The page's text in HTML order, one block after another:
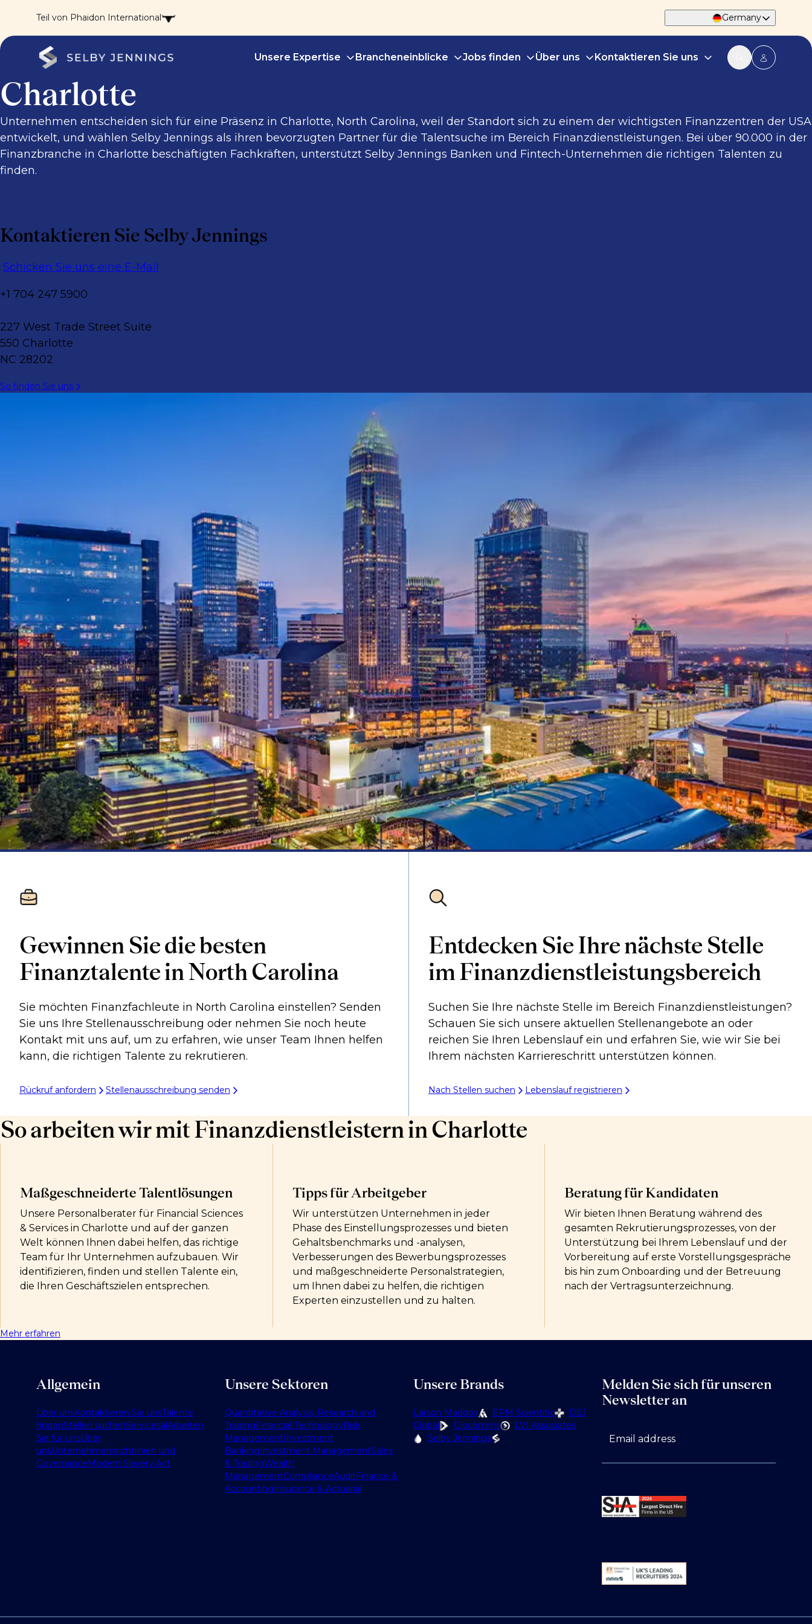
Teil von Phaidon International Germany
Unsere Expertise Brancheneinblicke Jobs finden Über uns Kontaktieren Sie uns
Charlotte
Unternehmen entscheiden sich für eine Präsenz in Charlotte, North Carolina, weil der Standort sich zu einem der wichtigsten Finanzzentren der USA
entwickelt, und wählen Selby Jennings als ihren bevorzugten Partner für die Talentsuche im Bereich Finanzdienstleistungen. Bei über 90.000 in der
Finanzbranche in Charlotte beschäftigten Fachkräften, unterstützt Selby Jennings Banken und Fintech-Unternehmen die richtigen Talenten zu
finden.
Kontaktieren Sie Selby Jennings
Schicken Sie uns eine E-Mail
+1 704 247 5900
227 West Trade Street Suite
550 Charlotte
NC 28202
So finden Sie uns
Gewinnen Sie die besten
Finanztalente in North Carolina
Sie möchten Finanzfachleute in North Carolina einstellen? Senden
Sie uns Ihre Stellenausschreibung oder nehmen Sie noch heute
Kontakt mit uns auf, um zu erfahren, wie unser Team Ihnen helfen
kann, die richtigen Talente zu rekrutieren.
Rückruf anfordern Stellenausschreibung senden
Entdecken Sie Ihre nächste Stelle
im Finanzdienstleistungsbereich
Suchen Sie Ihre nächste Stelle im Bereich Finanzdienstleistungen?
Schauen Sie sich unsere aktuellen Stellenangebote an oder
reichen Sie Ihren Lebenslauf ein und erfahren Sie, wie wir Sie bei
Ihrem nächsten Karriereschritt unterstützen können.
Nach Stellen suchen Lebenslauf registrieren
So arbeiten wir mit Finanzdienstleistern in Charlotte
Maßgeschneiderte Talentlösungen
Unsere Personalberater für Financial Sciences
& Services in Charlotte und auf der ganzen
Welt können Ihnen dabei helfen, das richtige
Team für Ihr Unternehmen aufzubauen. Wir
identifizieren, finden und stellen Talente ein,
die Ihren Geschäftszielen entsprechen.
Tipps für Arbeitgeber
Wir unterstützen Unternehmen in jeder
Phase des Einstellungsprozesses und bieten
Gehaltsbenchmarks und -analysen,
Verbesserungen des Bewerbungsprozesses
und maßgeschneiderte Personalstrategien,
um Ihnen dabei zu helfen, die richtigen
Experten einzustellen und zu halten.
Beratung für Kandidaten
Wir bieten Ihnen Beratung während des
gesamten Rekrutierungsprozesses, von der
Unterstützung bei Ihrem Lebenslauf und der
Vorbereitung auf erste Vorstellungsgespräche
bis hin zum Onboarding und der Betreuung
nach der Vertragsunterzeichnung.
Mehr erfahren
Allgemein
Über unsKontaktieren Sie unsTalente
findenStellen suchenServicesalArbeiten
Sie für unsÜber
unsUnternehmensrichtlinien und
GovernanceModern Slavery Act
Unsere Sektoren
Quantitative Analysis, Research and
TradingFinancial TechnologyRisk
ManagementInvestment
BankingInvestment ManagementSales
& TradingWealth
ManagementComplianceAuditFinance &
AccountingInsurance & Actuarial
Unsere Brands
Larson Maddox EPM Scientific
DSJ
Global
Glocomms
LVI Associates
Selby Jennings
Melden Sie sich für unseren
Newsletter an
Email address